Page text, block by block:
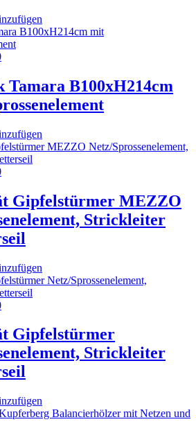
B100xH214cm
Gipfelstürmer MEZZO
Strickleiter
Gipfelstürmer
Strickleiter